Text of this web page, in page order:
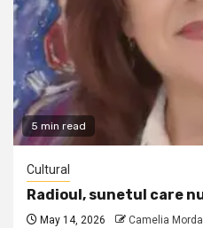
5 min read
Cultural
Radioul, sunetul care
May 14, 2026 Camelia